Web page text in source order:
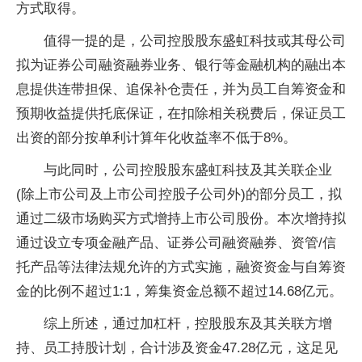
方式取得。
值得一提的是，公司控股股东盛虹科技或其母公司
拟为证券公司融资融券业务、银行等金融机构的融出本
息提供连带担保、追保补仓责任，并为员工自筹资金和
预期收益提供托底保证，在扣除相关税费后，保证员工
出资的部分按单利计算年化收益率不低于8%。
与此同时，公司控股股东盛虹科技及其关联企业
(除上市公司及上市公司控股子公司外)的部分员工，拟
通过二级市场购买方式增持上市公司股份。本次增持拟
通过设立专项金融产品、证券公司融资融券、资管/信
托产品等法律法规允许的方式实施，融资资金与自筹资
金的比例不超过1:1，筹集资金总额不超过14.68亿元。
综上所述，通过加杠杆，控股股东及其关联方增
持、员工持股计划，合计涉及资金47.28亿元，这足见